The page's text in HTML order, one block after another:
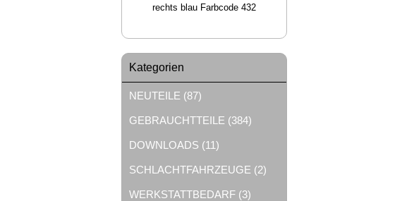
rechts blau Farbcode 432
Kategorien
NEUTEILE (87)
GEBRAUCHTTEILE (384)
DOWNLOADS (11)
SCHLACHTFAHRZEUGE (2)
WERKSTATTBEDARF (3)